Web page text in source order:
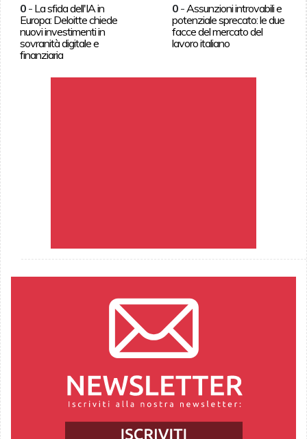
0- La sfida dell'IA in
Europa: Deloitte chiede
nuovi investimenti in
sovranità digitale e
finanziaria
0 - Assunzioni introvabili e
potenziale sprecato: le due
facce del mercato del
lavoro italiano